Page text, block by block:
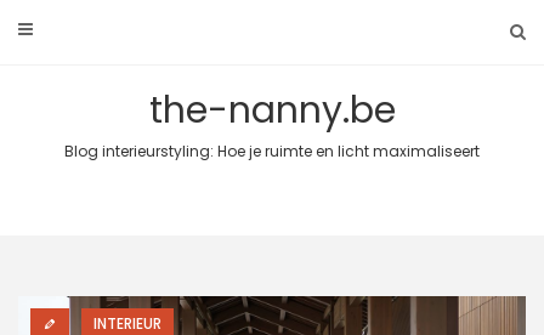
the-nanny.be
Blog interieurstyling: Hoe je ruimte en licht maximaliseert
INTERIEUR